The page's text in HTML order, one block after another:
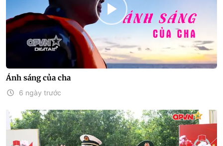
Ánh sáng của cha
6 ngày trước